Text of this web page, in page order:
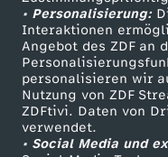
• Personalisierung:
Interaktionen
Angebot des ZDF an
personalisieren wir
Nutzung von ZDF
ZDFtivi. Daten von
verwendet.
• Social Media und
t
e
r
Sendungen A-Z
TV-Programm
ZDF Unternehmen